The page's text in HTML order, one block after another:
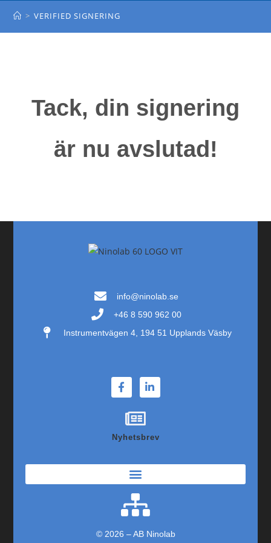
> VERIFIED SIGNERING
Tack, din signering
är nu avslutad!
info@ninolab.se
+46 8 590 962 00
Instrumentvägen 4, 194 51 Upplands Väsby
Nyhetsbrev
© 2026 – AB Ninolab